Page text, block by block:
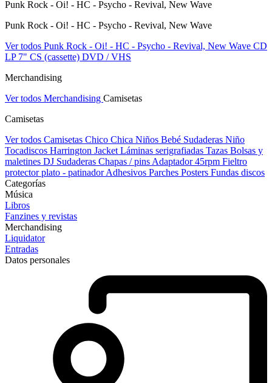
Punk Rock - Oi! - HC - Psycho - Revival, New Wave
Punk Rock - Oi! - HC - Psycho - Revival, New Wave
Ver todos Punk Rock - Oi! - HC - Psycho - Revival, New Wave CD
LP 7" CS (cassette) DVD / VHS
Merchandising
Ver todos Merchandising Camisetas
Camisetas
Ver todos Camisetas Chico Chica Niños Bebé Sudaderas Niño
Tocadiscos Harrington Jacket Láminas serigrafiadas Tazas Bolsas y
maletines DJ Sudaderas Chapas / pins Adaptador 45rpm Fieltro
protector plato - patinadorAdhesivos Parches Posters Fundas discos
Categorías
Música
Libros
Fanzines y revistas
Merchandising
Liquidator
Entradas
Datos personales